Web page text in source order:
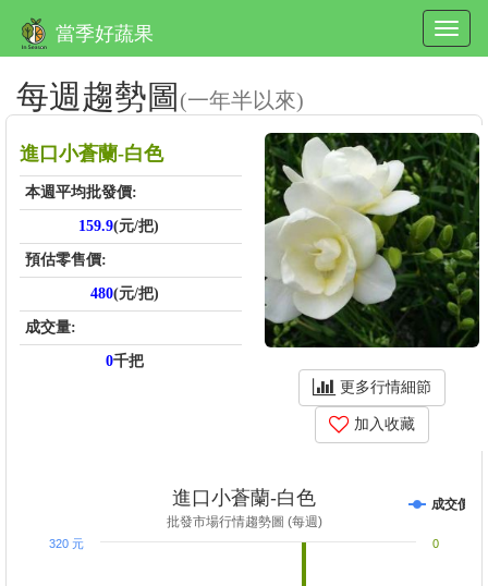
當季好蔬果
每週趨勢圖 (一年半以來)
進口小蒼蘭-白色
本週平均批發價:
159.9(元/把)
預估零售價:
480(元/把)
成交量:
0千把
更多行情細節
加入收藏
進口小蒼蘭-白色
批發市場行情趨勢圖 (每週)
成交價
320 元 0